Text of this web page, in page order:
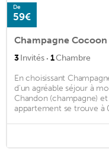
De
59€
Champagne Cocoon
3Invités · 1Chambre
En choisissant
d'un agréable séjour à
Chandon (champagne)
appartement se trouve à